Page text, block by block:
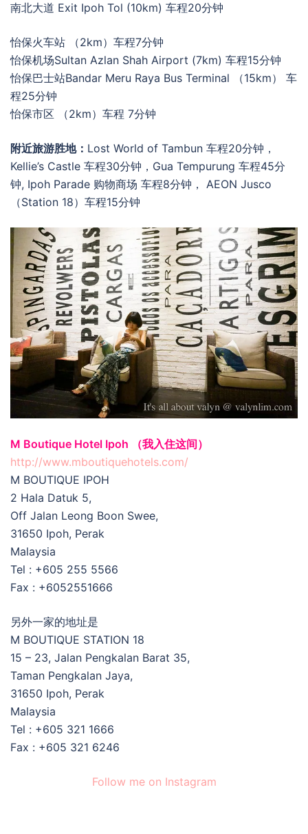
南北大道 Exit Ipoh Tol (10km) 车程20分钟
怡保火车站 （2km）车程7分钟
怡保机场Sultan Azlan Shah Airport (7km) 车程15分钟
怡保巴士站Bandar Meru Raya Bus Terminal （15km） 车
程25分钟
怡保市区 （2km）车程 7分钟
附近旅游胜地： Lost World of Tambun 车程20分钟，
Kellie’s Castle 车程30分钟，Gua Tempurung 车程45分
钟, Ipoh Parade 购物商场 车程8分钟， AEON Jusco
（Station 18）车程15分钟
M Boutique Hotel Ipoh （我入住这间）
http://www.mboutiquehotels.com/
M BOUTIQUE IPOH
2 Hala Datuk 5,
Off Jalan Leong Boon Swee,
31650 Ipoh, Perak
Malaysia
Tel : +605 255 5566
Fax : +6052551666
另外一家的地址是
M BOUTIQUE STATION 18
15 – 23, Jalan Pengkalan Barat 35,
Taman Pengkalan Jaya,
31650 Ipoh, Perak
Malaysia
Tel : +605 321 1666
Fax : +605 321 6246
Follow me on Instagram